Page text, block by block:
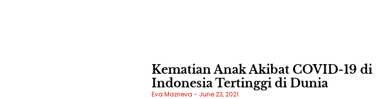
Kematian Anak Akibat COVID-19 di
Indonesia Tertinggi di Dunia
Eva Mazrieva June 23, 2021